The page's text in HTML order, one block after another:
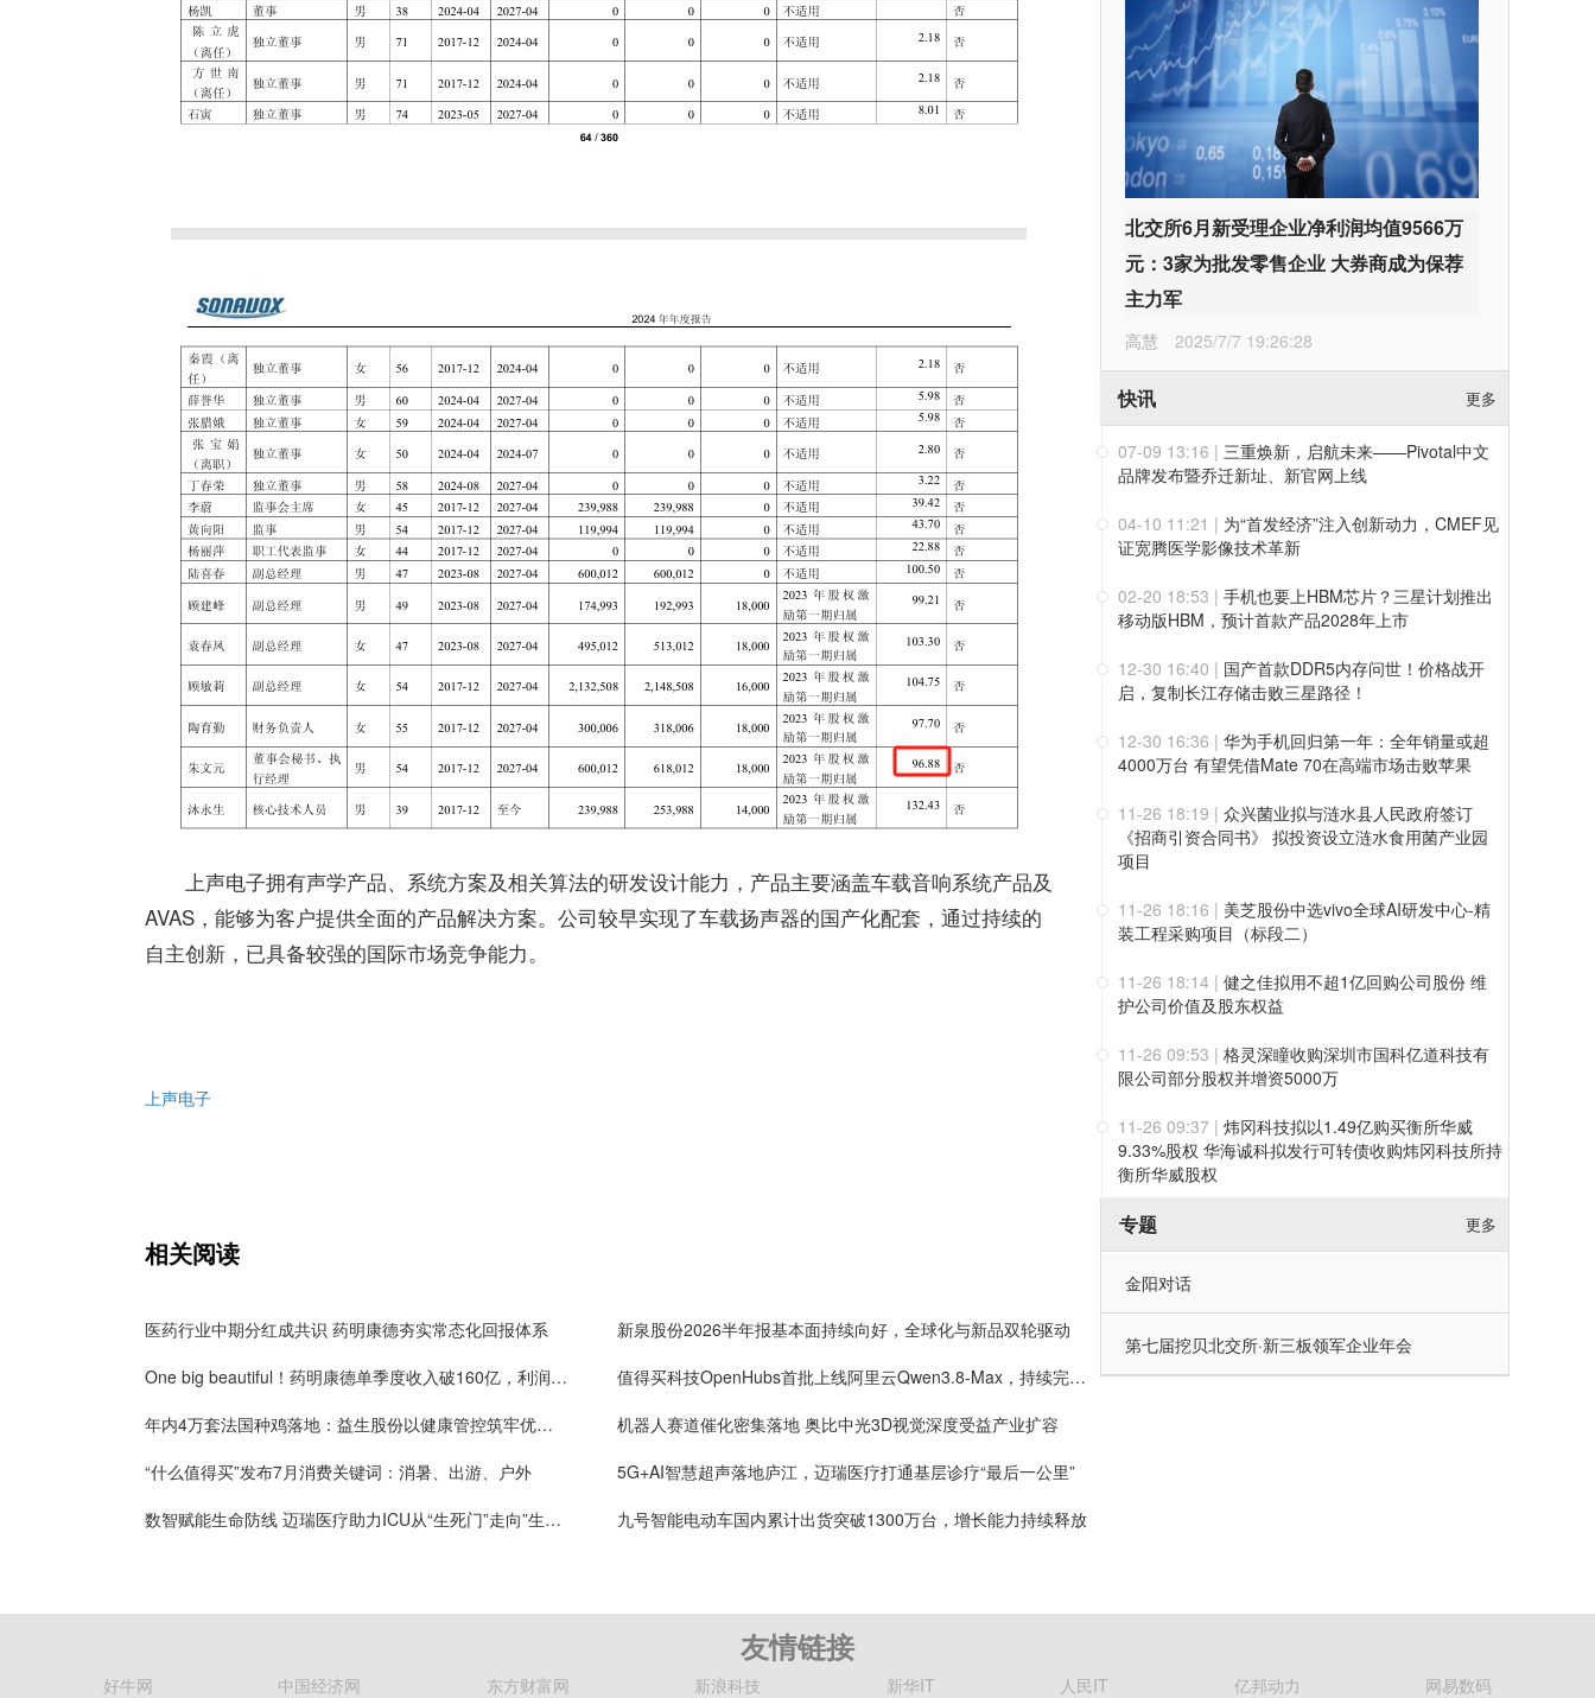
上声电子拥有声学产品、系统方案及相关算法的研发设计能力，产品主要涵盖车载音响系统产品及
AVAS，能够为客户提供全面的产品解决方案。公司较早实现了车载扬声器的国产化配套，通过持续的
自主创新，已具备较强的国际市场竞争能力。
上声电子
相关阅读
医药行业中期分红成共识 药明康德夯实常态化回报体系
新泉股份2026半年报基本面持续向好，全球化与新品双轮驱动
One big beautiful！药明康德单季度收入破160亿，利润率首超40%
值得买科技OpenHubs首批上线阿里云Qwen3.8-Max，持续完善企业多模型服务
年内4万套法国种鸡落地：益生股份以健康管控筑牢优质种源竞争壁垒
机器人赛道催化密集落地 奥比中光3D视觉深度受益产业扩容
“什么值得买”发布7月消费关键词：消暑、出游、户外
5G+AI智慧超声落地庐江，迈瑞医疗打通基层诊疗“最后一公里”
数智赋能生命防线 迈瑞医疗助力ICU从“生死门”走向”生命中枢”
九号智能电动车国内累计出货突破1300万台，增长能力持续释放
北交所6月新受理企业净利润均值9566万
元：3家为批发零售企业 大券商成为保荐
主力军
高慧 2025/7/7 19:26:28
快讯 更多
07-09 13:16 | 三重焕新，启航未来——Pivotal中文
品牌发布暨乔迁新址、新官网上线
04-10 11:21 | 为“首发经济”注入创新动力，CMEF见
证宽腾医学影像技术革新
02-20 18:53 | 手机也要上HBM芯片？三星计划推出
移动版HBM，预计首款产品2028年上市
12-30 16:40 | 国产首款DDR5内存问世！价格战开
启，复制长江存储击败三星路径！
12-30 16:36 | 华为手机回归第一年：全年销量或超
4000万台 有望凭借Mate 70在高端市场击败苹果
11-26 18:19 | 众兴菌业拟与涟水县人民政府签订
《招商引资合同书》 拟投资设立涟水食用菌产业园
项目
11-26 18:16 | 美芝股份中选vivo全球AI研发中心-精
装工程采购项目（标段二）
11-26 18:14 | 健之佳拟用不超1亿回购公司股份 维
护公司价值及股东权益
11-26 09:53 | 格灵深瞳收购深圳市国科亿道科技有
限公司部分股权并增资5000万
11-26 09:37 | 炜冈科技拟以1.49亿购买衡所华威
9.33%股权 华海诚科拟发行可转债收购炜冈科技所持
衡所华威股权
专题 更多
金阳对话
第七届挖贝北交所·新三板领军企业年会
友情链接
好牛网 中国经济网 东方财富网 新浪科技 新华IT 人民IT 亿邦动力 网易数码